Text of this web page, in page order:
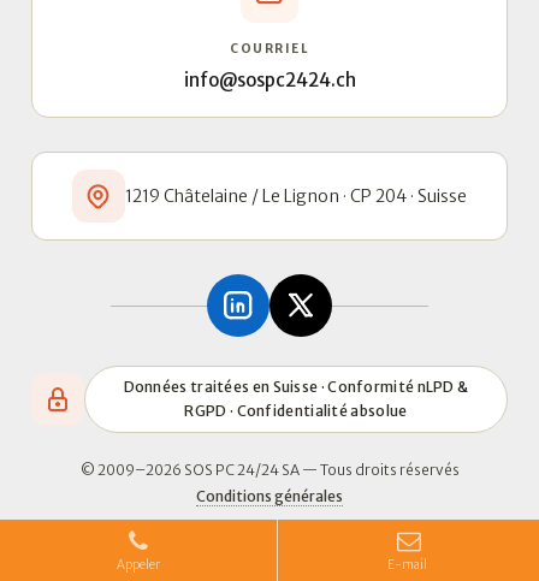
COURRIEL
info@sospc2424.ch
1219 Châtelaine / Le Lignon · CP 204 · Suisse
Données traitées en Suisse · Conformité nLPD &
RGPD · Confidentialité absolue
© 2009–2026 SOS PC 24/24 SA — Tous droits réservés
Conditions générales
Appeler E-mail